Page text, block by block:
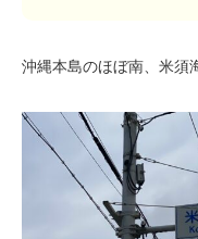
沖縄本島のほぼ南、米須